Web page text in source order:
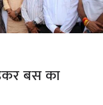
बस का